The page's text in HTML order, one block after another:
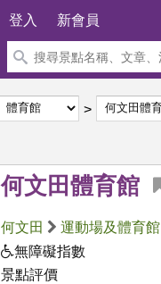
登入 新會員
何文田體育館
何文田 運動場及體育館
無障礙指數
景點評價